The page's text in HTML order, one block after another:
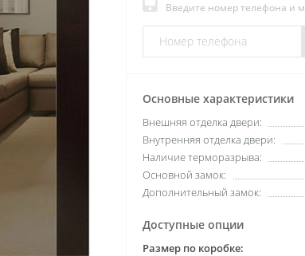
Введите номер телефона и
Основные характеристики
Внешняя отделка двери:
Внутренняя отделка двери:
Наличие терморазрыва:
Основной замок:
Дополнительный замок:
Доступные опции
Размер по коробке: